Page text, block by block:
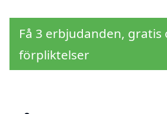
Få 3 erbjudanden, gratis
förpliktelser